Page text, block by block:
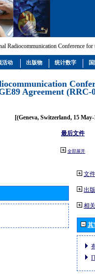
Radiocommunication Conference
Agreement (RRC-
[(Geneva, Switzerland, 15
最后文件
全部展开
文件
出
相
其
活动 出版物 统计数字